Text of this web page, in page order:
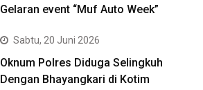
Gelaran event “Muf Auto Week”
Sabtu, 20 Juni 2026
Oknum Polres Diduga Selingkuh
Dengan Bhayangkari di Kotim